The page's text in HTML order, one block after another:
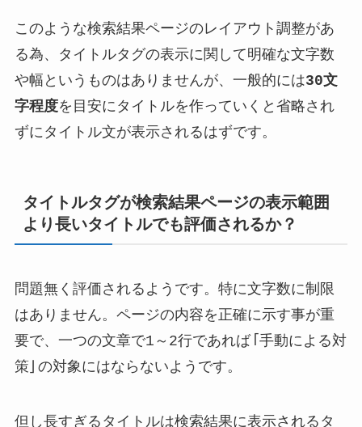
このような検索結果ページのレイアウト調整があ
る為、タイトルタグの表示に関して明確な文字数
や幅というものはありませんが、一般的には30文
字程度を目安にタイトルを作っていくと省略され
ずにタイトル文が表示されるはずです。
タイトルタグが検索結果ページの表示範囲
より長いタイトルでも評価されるか？
問題無く評価されるようです。特に文字数に制限
はありません。ページの内容を正確に示す事が重
要で、一つの文章で1～2行であれば「手動による対
策」の対象にはならないようです。
但し長すぎるタイトルは検索結果に表示されるタ